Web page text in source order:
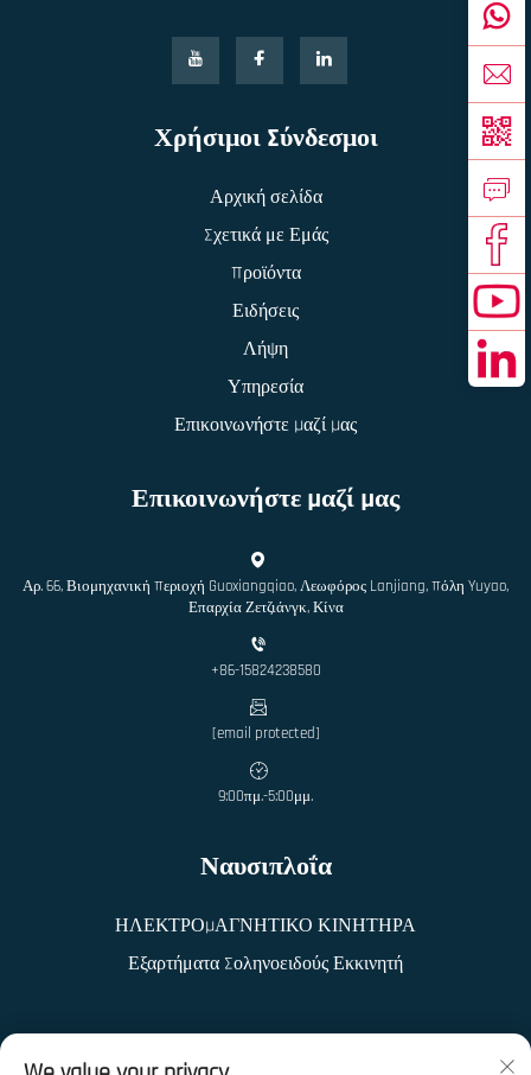
Χρήσιμοι Σύνδεσμοι
Αρχική σελίδα
Σχετικά με Εμάς
Προϊόντα
Ειδήσεις
Λήψη
Υπηρεσία
Επικοινωνήστε Μαζί Μας
Επικοινωνήστε Μαζί Μας
Αρ. 66, Βιομηχανική Περιοχή Guoxiangqiao, Λεωφόρος Lanjiang, Πόλη Yuyao,
Επαρχία Ζετζιάνγκ, Κίνα
+86-15824238580
[email protected]
9:00πμ.-5:00μμ.
Ναυσιπλοΐα
ΗΛΕΚΤΡΟΜΑΓΝΗΤΙΚΟ ΚΙΝΗΤΗΡΑ
Εξαρτήματα Σοληνοειδούς Εκκινητή